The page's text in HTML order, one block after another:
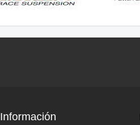
Información